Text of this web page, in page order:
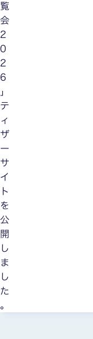
覧
会
2
0
2
6
」
テ
ィ
ザ
ー
サ
イ
ト
を
公
開
し
ま
し
た
。